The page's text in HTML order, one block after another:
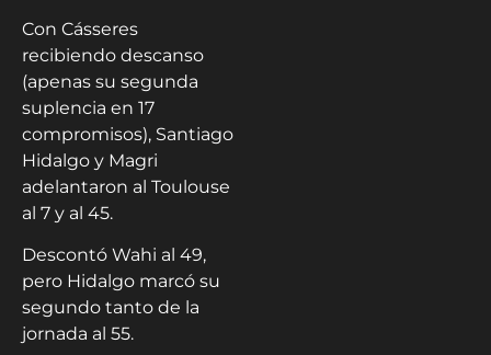
Con Cásseres
recibiendo descanso
(apenas su segunda
suplencia en 17
compromisos), Santiago
Hidalgo y Magri
adelantaron al Toulouse
al 7 y al 45.
Descontó Wahi al 49,
pero Hidalgo marcó su
segundo tanto de la
jornada al 55.